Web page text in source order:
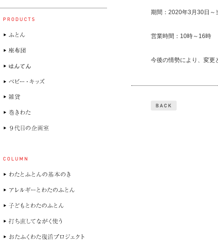
期間：2020年3月30日～
営業時間：10時～16時
今後の情勢により、変更